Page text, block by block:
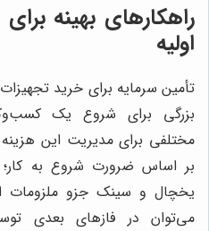
راهکارهای بهینه
اولیه
تأمین سرمایه برای خرید
بزرگی برای شروع یک
مختلفی برای مدیریت این
بر اساس ضرورت شروع به کار؛
یخچال و سینک جزو ملزومات
می‌توان در فازهای بعدی